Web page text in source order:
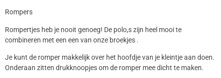
Rompers
Rompertjes heb je nooit genoeg! De polo,s zijn heel mooi te
combineren met een een van onze broekjes .
Je kunt de romper makkelijk over het hoofdje van je kleintje aan doen.
Onderaan zitten drukknoopjes om de romper mee dicht te maken.